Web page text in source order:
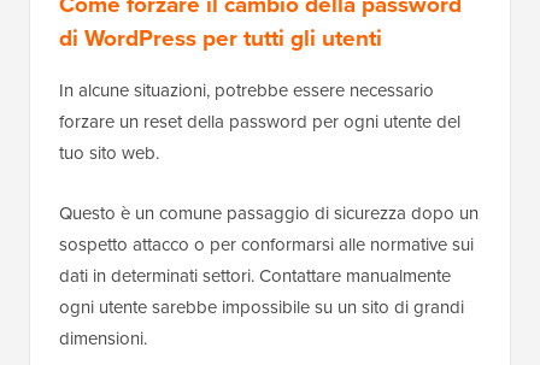
di WordPress per tutti gli utenti
In alcune situazioni, potrebbe essere necessario
forzare un reset della password per ogni utente del
tuo sito web.
Questo è un comune passaggio di sicurezza dopo un
sospetto attacco o per conformarsi alle normative sui
dati in determinati settori. Contattare manualmente
ogni utente sarebbe impossibile su un sito di grandi
dimensioni.